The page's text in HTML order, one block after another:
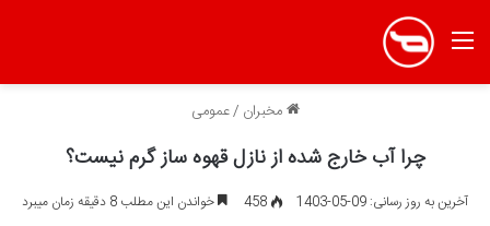
منو
مخبران /عمومی
چرا آب خارج شده از نازل قهوه ساز گرم نیست؟
آخرین به روز رسانی: 09-05-1403 458 خواندن این مطلب 8 دقیقه زمان میبرد